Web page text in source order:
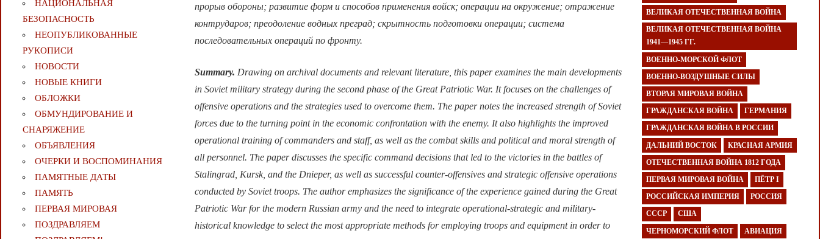
прорыв обороны; развитие форм и способов применения войск; операции на окружение; отражение
контрударов; преодоление водных преград; скрытность подготовки операции; система
последовательных операций по фронту.
Summary. Drawing on archival documents and relevant literature, this paper examines the main developments
in Soviet military strategy during the second phase of the Great Patriotic War. It focuses on the challenges of
offensive operations and the strategies used to overcome them. The paper notes the increased strength of Soviet
forces due to the turning point in the economic confrontation with the enemy. It also highlights the improved
operational training of commanders and staff, as well as the combat skills and political and moral strength of
all personnel. The paper discusses the specific command decisions that led to the victories in the battles of
Stalingrad, Kursk, and the Dnieper, as well as successful counter-offensives and strategic offensive operations
conducted by Soviet troops. The author emphasizes the significance of the experience gained during the Great
Patriotic War for the modern Russian army and the need to integrate operational-strategic and military-
historical knowledge to select the most appropriate methods for employing troops and equipment in order to
НАЦИОНАЛЬНАЯ
БЕЗОПАСНОСТЬ
НЕОПУБЛИКОВАННЫЕ
РУКОПИСИ
НОВОСТИ
НОВЫЕ КНИГИ
ОБЛОЖКИ
ОБМУНДИРОВАНИЕ И
СНАРЯЖЕНИЕ
ОБЪЯВЛЕНИЯ
ОЧЕРКИ И ВОСПОМИНАНИЯ
ПАМЯТНЫЕ ДАТЫ
ПАМЯТЬ
ПЕРВАЯ МИРОВАЯ
ПОЗДРАВЛЯЕМ
ВЕЛИКАЯ ОТЕЧЕСТВЕННАЯ ВОЙНА
ВЕЛИКАЯ ОТЕЧЕСТВЕННАЯ ВОЙНА
1941—1945 ГГ.
ВОЕННО-МОРСКОЙ ФЛОТ
ВОЕННО-ВОЗДУШНЫЕ СИЛЫ
ВТОРАЯ МИРОВАЯ ВОЙНА
ГРАЖДАНСКАЯ ВОЙНА ГЕРМАНИЯ
ГРАЖДАНСКАЯ ВОЙНА В РОССИИ
ДАЛЬНИЙ ВОСТОК КРАСНАЯ АРМИЯ
ОТЕЧЕСТВЕННАЯ ВОЙНА 1812 ГОДА
ПЕРВАЯ МИРОВАЯ ВОЙНА ПЁТР I
РОССИЙСКАЯ ИМПЕРИЯ РОССИЯ
СССР США
ЧЕРНОМОРСКИЙ ФЛОТ АВИАЦИЯ